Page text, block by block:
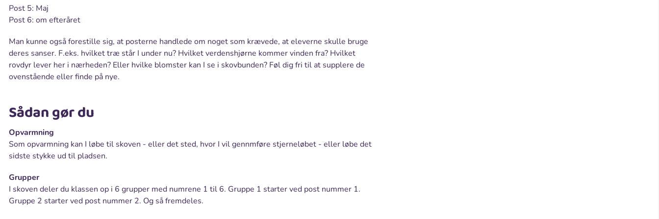
Post 5: Maj
Post 6: om efteråret
Man kunne også forestille sig, at posterne handlede om noget som krævede, at eleverne skulle bruge
deres sanser. F.eks. hvilket træ står I under nu? Hvilket verdenshjørne kommer vinden fra? Hvilket
rovdyr lever her i nærheden? Eller hvilke blomster kan I se i skovbunden? Føl dig fri til at supplere de
ovenstående eller finde på nye.
Sådan gør du
Opvarmning
Som opvarmning kan I løbe til skoven - eller det sted, hvor I vil gennmføre stjerneløbet - eller løbe det
sidste stykke ud til pladsen.
Grupper
I skoven deler du klassen op i 6 grupper med numrene 1 til 6. Gruppe 1 starter ved post nummer 1.
Gruppe 2 starter ved post nummer 2. Og så fremdeles.